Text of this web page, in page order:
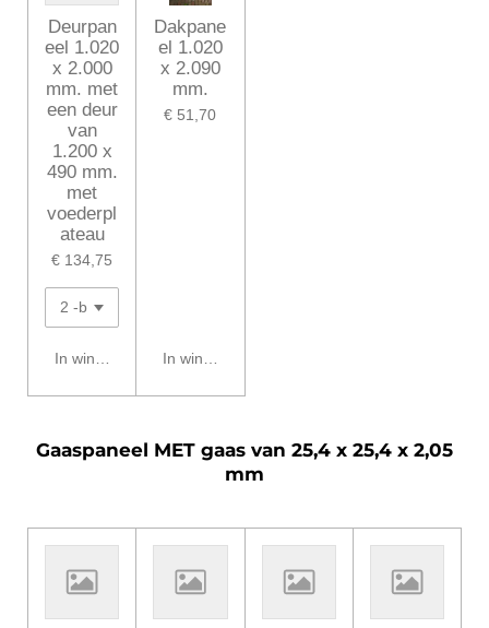
Deurpan
eel 1.020
x 2.000
mm. met
een deur
van
1.200 x
490 mm.
met
voederpl
ateau
€ 134,75
In winkelwagen
Dakpane
el 1.020
x 2.090
mm.
€ 51,70
In winkelwagen
Gaaspaneel MET gaas van 25,4 x 25,4 x 2,05
mm